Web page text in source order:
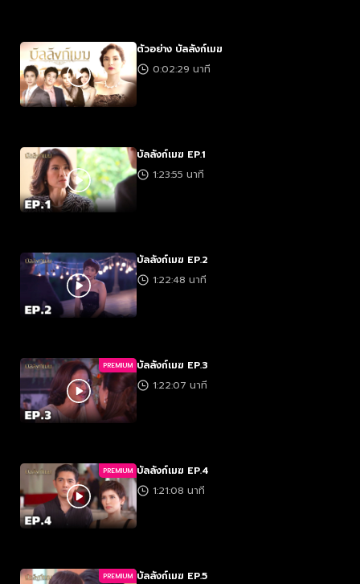
ตัวอย่าง บัลลังก์เมฆ
0:02:29 นาที
บัลลังก์เมฆ EP.1
1:23:55 นาที
บัลลังก์เมฆ EP.2
1:22:48 นาที
PREMIUM บัลลังก์เมฆ EP.3
1:22:07 นาที
PREMIUM บัลลังก์เมฆ EP.4
1:21:08 นาที
PREMIUM บัลลังก์เมฆ EP.5